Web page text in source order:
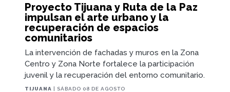
Proyecto Tijuana y Ruta de la Paz
impulsan el arte urbano y la
recuperación de espacios
comunitarios
La intervención de fachadas y muros en la Zona
Centro y Zona Norte fortalece la participación
juvenil y la recuperación del entorno comunitario.
TIJUANA | SÁBADO 08 DE AGOSTO